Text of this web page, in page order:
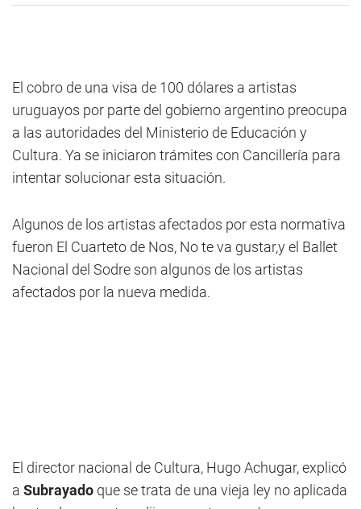
El cobro de una visa de 100 dólares a artistas
uruguayos por parte del gobierno argentino preocupa
a las autoridades del Ministerio de Educación y
Cultura. Ya se iniciaron trámites con Cancillería para
intentar solucionar esta situación.
Algunos de los artistas afectados por esta normativa
fueron El Cuarteto de Nos, No te va gustar,y el Ballet
Nacional del Sodre son algunos de los artistas
afectados por la nueva medida.
El director nacional de Cultura, Hugo Achugar, explicó
a Subrayado que se trata de una vieja ley no aplicada